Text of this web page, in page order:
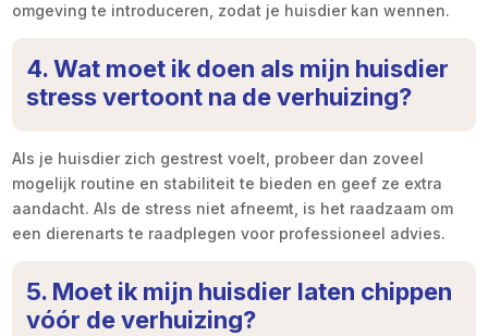
omgeving te introduceren, zodat je huisdier kan wennen.
4. Wat moet ik doen als mijn huisdier
stress vertoont na de verhuizing?
Als je huisdier zich gestrest voelt, probeer dan zoveel
mogelijk routine en stabiliteit te bieden en geef ze extra
aandacht. Als de stress niet afneemt, is het raadzaam om
een dierenarts te raadplegen voor professioneel advies.
5. Moet ik mijn huisdier laten chippen
vóór de verhuizing?